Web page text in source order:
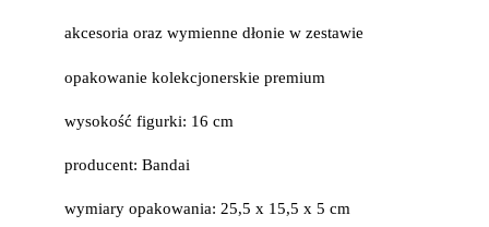
akcesoria oraz wymienne dłonie w zestawie
opakowanie kolekcjonerskie premium
wysokość figurki: 16 cm
producent: Bandai
wymiary opakowania: 25,5 x 15,5 x 5 cm